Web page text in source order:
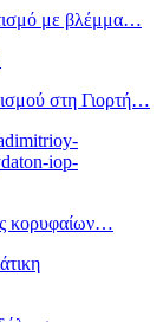
με βλέμμα…
στη Γιορτή…
κορυφαίων…